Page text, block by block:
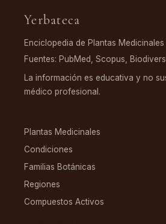
Yerbateca
Enciclopedia de Plantas
Fuentes: PubMed, Scopus,
La información es educativa y no
médico profesional.
Plantas Medicinales
Condiciones
Familias Botánicas
Regiones
Compuestos Activos